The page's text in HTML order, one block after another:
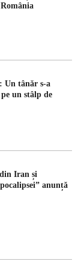
Un tânăr s-a
un stâlp de
Iran și
anunță